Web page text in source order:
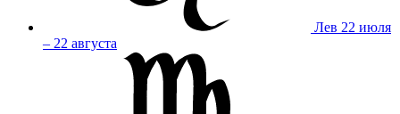
Лев 22 июля
– 22 августа